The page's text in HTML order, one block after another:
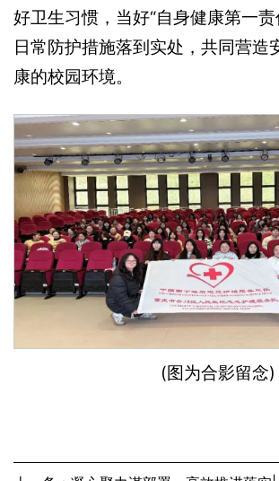
好卫生习惯，当好“自身健康第一
日常防护措施落到实处，共同营造
康的校园环境。
(图为合影留念)